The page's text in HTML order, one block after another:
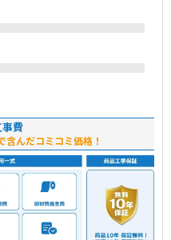
費
含んだコミコミ価格！